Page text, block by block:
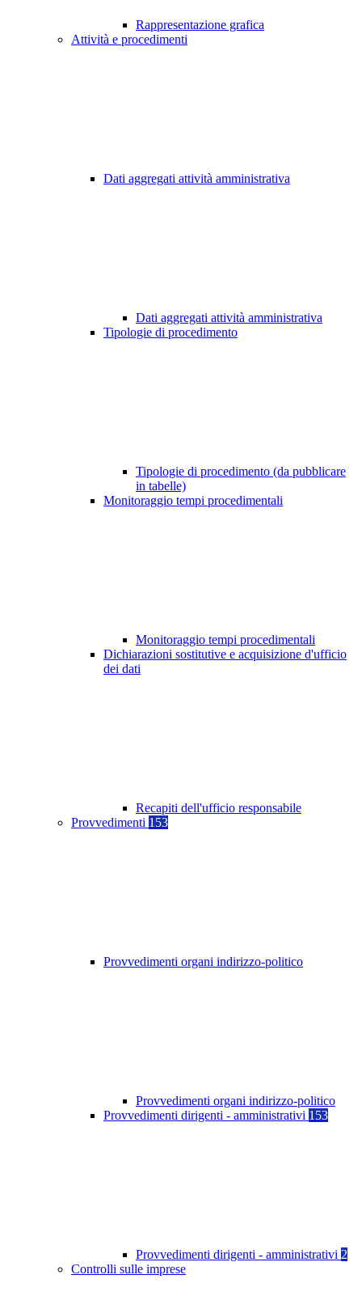
Rappresentazione grafica
Attività e procedimenti
Dati aggregati attività amministrativa
Dati aggregati attività amministrativa
Tipologie di procedimento
Tipologie di procedimento (da pubblicare
in tabelle)
Monitoraggio tempi procedimentali
Monitoraggio tempi procedimentali
Dichiarazioni sostitutive e acquisizione d'ufficio
dei dati
Recapiti dell'ufficio responsabile
Provvedimenti 153
Provvedimenti organi indirizzo-politico
Provvedimenti organi indirizzo-politico
Provvedimenti dirigenti - amministrativi 153
Provvedimenti dirigenti - amministrativi 2
Controlli sulle imprese